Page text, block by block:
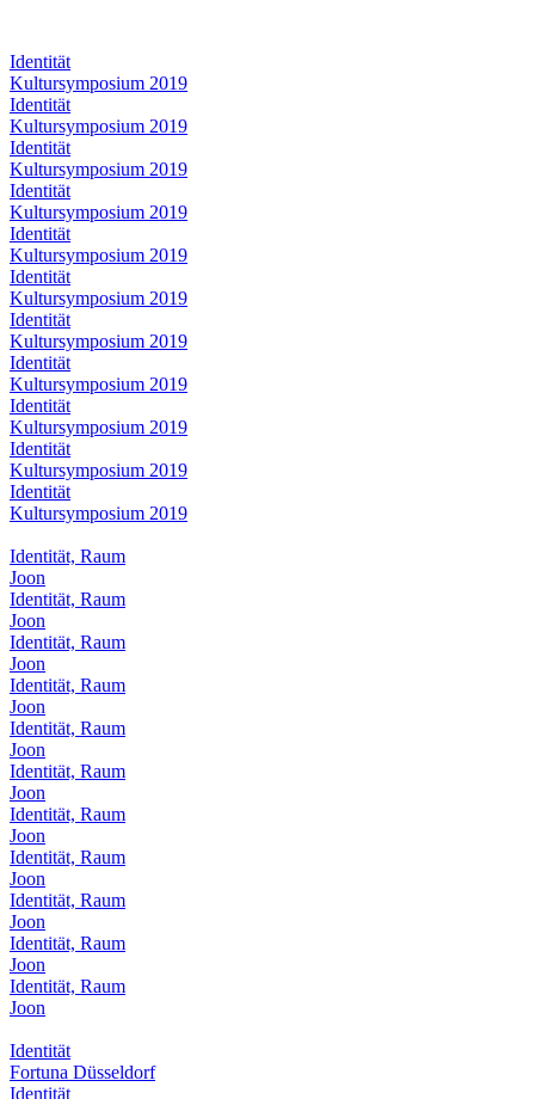
Identität
Kultursymposium 2019
Identität
Kultursymposium 2019
Identität
Kultursymposium 2019
Identität
Kultursymposium 2019
Identität
Kultursymposium 2019
Identität
Kultursymposium 2019
Identität
Kultursymposium 2019
Identität
Kultursymposium 2019
Identität
Kultursymposium 2019
Identität
Kultursymposium 2019
Identität
Kultursymposium 2019
Identität, Raum
Joon
Identität, Raum
Joon
Identität, Raum
Joon
Identität, Raum
Joon
Identität, Raum
Joon
Identität, Raum
Joon
Identität, Raum
Joon
Identität, Raum
Joon
Identität, Raum
Joon
Identität, Raum
Joon
Identität, Raum
Joon
Identität
Fortuna Düsseldorf
Identität